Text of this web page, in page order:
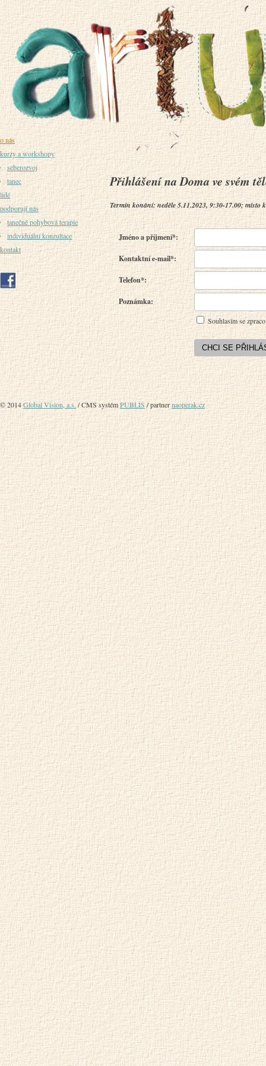
o nás
kurzy a workshopy
seberozvoj
tanec
lidé
podporují nás
tanečně pohybová terapie
individuální konzultace
kontakt
Přihlášení na Doma ve svém
Termín konání: neděle 5.11.2023, 9:30-17.00;
Jméno a příjmení*:
Kontaktní e-mail*:
Telefon*:
Poznámka:
Souhlasím se
© 2014Global Vision, a.s./ CMS systémPUBLIS/ partnernaoperak.cz